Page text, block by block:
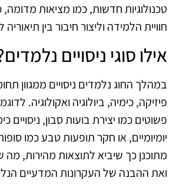
טכנולוגיות חדשות, כמו מציאות
חוויית הלמידה וליצור חיבור בין
אילו סוגי ניסויים
במהלך החוג נלמדים ניסויים ממגוון
פיזיקה, כימיה, ביולוגיה ואקולוגיה.
פשוטים כמו יצירת בועות סבון, ניסויים
יומיומיים, או חקר תופעות טבע כמו
מתוכנן כך שיביא לתוצאות מהירות, מה
ואת ההבנה של העקרונות המדעיים